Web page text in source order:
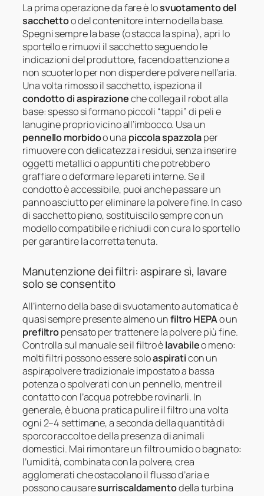
La prima operazione da fare è losvuotamento del
sacchettoo del contenitore interno della base.
Spegni sempre la base (o stacca la spina), apri lo
sportello e rimuovi il sacchetto seguendo le
indicazioni del produttore, facendo attenzione a
non scuoterlo per non disperdere polvere nell’aria.
Una volta rimosso il sacchetto, ispeziona il
condotto di aspirazioneche collega il robot alla
base: spesso si formano piccoli “tappi” di peli e
lanugine proprio vicino all’imbocco. Usa un
pennello morbidoo una piccola spazzolaper
rimuovere con delicatezza i residui, senza inserire
oggetti metallici o appuntiti che potrebbero
graffiare o deformare le pareti interne. Se il
condotto è accessibile, puoi anche passare un
panno asciutto per eliminare la polvere fine. In caso
di sacchetto pieno, sostituiscilo sempre con un
modello compatibile e richiudi con cura lo sportello
per garantire la corretta tenuta.
Manutenzione dei filtri: aspirare sì, lavare
solo se consentito
All’interno della base di svuotamento automatica è
quasi sempre presente almeno unfiltro HEPAo un
prefiltropensato per trattenere la polvere più fine.
Controlla sul manuale se il filtro èlavabileo meno:
molti filtri possono essere soloaspiraticon un
aspirapolvere tradizionale impostato a bassa
potenza o spolverati con un pennello, mentre il
contatto con l’acqua potrebbe rovinarli. In
generale, è buona pratica pulire il filtro una volta
ogni 2–4 settimane, a seconda della quantità di
sporco raccolto e della presenza di animali
domestici. Mai rimontare un filtro umido o bagnato:
l’umidità, combinata con la polvere, crea
agglomerati che ostacolano il flusso d’aria e
possono causaresurriscaldamentodella turbina